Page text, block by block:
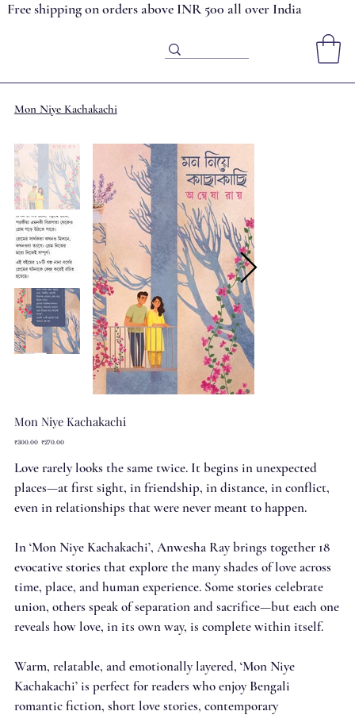
Free shipping on orders above INR 500 all over India
Mon Niye Kachakachi
Mon Niye Kachakachi
Original
₹300.00 Sale
₹270.00
Love rarely looks the same twice. It begins in unexpected
places—at first sight, in friendship, in distance, in conflict,
even in relationships that were never meant to happen.
In ‘Mon Niye Kachakachi’, Anwesha Ray brings together 18
evocative stories that explore the many shades of love across
time, place, and human experience. Some stories celebrate
union, others speak of separation and sacrifice—but each one
reveals how love, in its own way, is complete within itself.
Warm, relatable, and emotionally layered, ‘Mon Niye
Kachakachi’ is perfect for readers who enjoy Bengali
romantic fiction, short love stories, contemporary